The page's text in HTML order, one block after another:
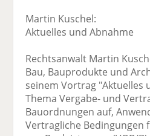
Martin Kuschel:
Aktuelles und Abnahme
Rechtsanwalt Martin
Bau, Bauprodukte und
seinem Vortrag "Aktuelles
Thema Vergabe- und
Bauordnungen auf,
Vertragliche Bedingungen